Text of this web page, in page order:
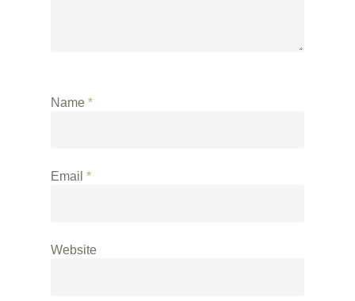
Name *
Email *
Website